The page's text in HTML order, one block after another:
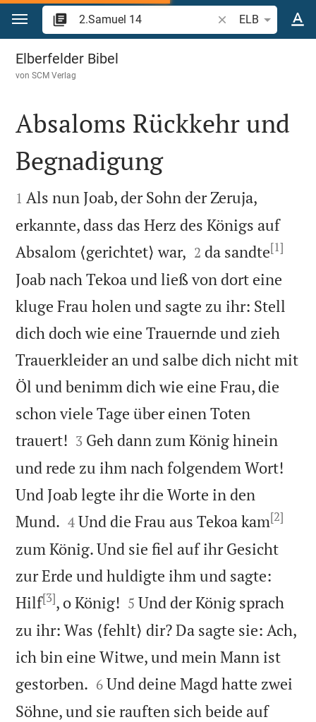
Zum Inhalt springen
Bibelstelle oder
ELB
2.Samuel 14
Elberfelder Bibel
vonSCM Verlag

Absaloms Rückkehr und
Begnadigung

1 Als nun Joab, der Sohn der Zeruja,
erkannte, dass das Herz des Königs auf
Absalom ⟨gerichtet⟩ war, 

2 da sandte[1]
Joab nach Tekoa und ließ von dort eine
kluge Frau holen und sagte zu ihr: Stell
dich doch wie eine Trauernde und zieh
Trauerkleider an und salbe dich nicht mit
Öl und benimm dich wie eine Frau, die
schon viele Tage über einen Toten
trauert! 

3 Geh dann zum König hinein
und rede zu ihm nach folgendem Wort!
Und Joab legte ihr die Worte in den
Mund. 

4 Und die Frau aus Tekoa kam[2]
zum König. Und sie fiel auf ihr Gesicht
zur Erde und huldigte ihm und sagte:
Hilf[3], o König! 

5 Und der König sprach
zu ihr: Was ⟨fehlt⟩ dir? Da sagte sie: Ach,
ich bin eine Witwe, und mein Mann ist
gestorben. 

6 Und deine Magd hatte zwei
Söhne, und sie rauften sich beide auf